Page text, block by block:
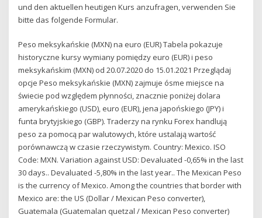
und den aktuellen heutigen Kurs anzufragen, verwenden Sie
bitte das folgende Formular.
Peso meksykańskie (MXN) na euro (EUR) Tabela pokazuje
historyczne kursy wymiany pomiędzy euro (EUR) i peso
meksykańskim (MXN) od 20.07.2020 do 15.01.2021 Przeglądaj
opcje Peso meksykańskie (MXN) zajmuje ósme miejsce na
świecie pod względem płynności, znacznie poniżej dolara
amerykańskiego (USD), euro (EUR), jena japońskiego (JPY) i
funta brytyjskiego (GBP). Traderzy na rynku Forex handlują
peso za pomocą par walutowych, które ustalają wartość
porównawczą w czasie rzeczywistym. Country: Mexico. ISO
Code: MXN. Variation against USD: Devaluated -0,65% in the last
30 days.. Devaluated -5,80% in the last year.. The Mexican Peso
is the currency of Mexico. Among the countries that border with
Mexico are: the US (Dollar / Mexican Peso converter),
Guatemala (Guatemalan quetzal / Mexican Peso converter)